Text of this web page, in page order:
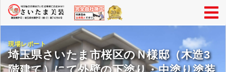
現場レポート
埼玉県さいたま市桜区のＮ様邸（木造3